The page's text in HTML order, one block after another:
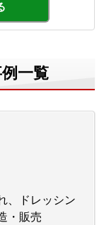
一覧
、ドレッシン
・販売